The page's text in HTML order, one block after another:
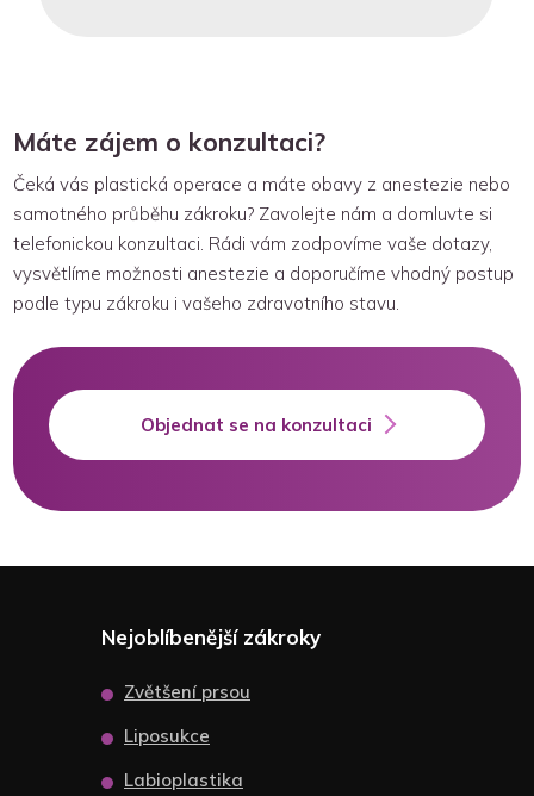
Máte zájem o konzultaci?
Čeká vás plastická operace a máte obavy z anestezie nebo
samotného průběhu zákroku? Zavolejte nám a domluvte si
telefonickou konzultaci. Rádi vám zodpovíme vaše dotazy,
vysvětlíme možnosti anestezie a doporučíme vhodný postup
podle typu zákroku i vašeho zdravotního stavu.
Objednat se na konzultaci
Nejoblíbenější zákroky
Zvětšení prsou
Liposukce
Labioplastika